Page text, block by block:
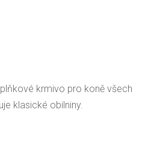
krmivo pro koně všech
klasické obilniny.